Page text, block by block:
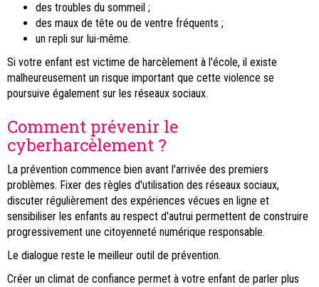
des troubles du sommeil ;
des maux de tête ou de ventre fréquents ;
un repli sur lui-même.
Si votre enfant est victime de harcèlement à l'école, il existe
malheureusement un risque important que cette violence se
poursuive également sur les réseaux sociaux.
Comment prévenir le
cyberharcèlement ?
La prévention commence bien avant l'arrivée des premiers
problèmes. Fixer des règles d'utilisation des réseaux sociaux,
discuter régulièrement des expériences vécues en ligne et
sensibiliser les enfants au respect d'autrui permettent de construire
progressivement une citoyenneté numérique responsable.
Le dialogue reste le meilleur outil de prévention.
Créer un climat de confiance permet à votre enfant de parler plus